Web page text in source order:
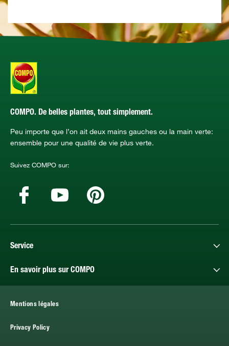
COMPO. De belles plantes, tout simplement.
Peu importe que l’on ait deux mains gauches ou la main verte:
ensemble pour une qualité de vie plus verte.
Suivez COMPO sur:
Service
En savoir plus sur COMPO
Mentions légales
Privacy Policy